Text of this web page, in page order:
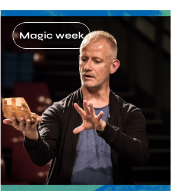
Magic week